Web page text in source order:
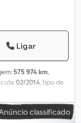
Ligar
575 974 km,
02/2014, tipo de
mecânico, classe
Outras opções eclassificado